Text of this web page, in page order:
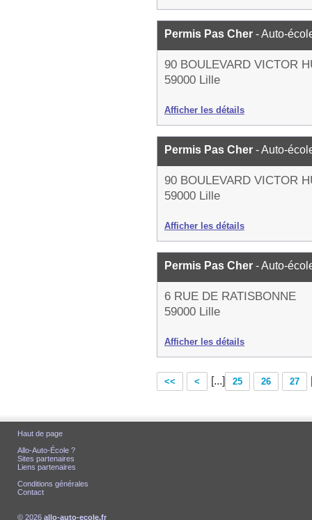
Permis Pas Cher - Auto-
90 BOULEVARD VICTOR
59000 Lille
Afficher les détails
Permis Pas Cher - Auto-
90 BOULEVARD VICTOR
59000 Lille
Afficher les détails
Permis Pas Cher - Auto-
6 RUE DE RATISBONNE
59000 Lille
Afficher les détails
<< < [...] 25 26 27
Haut de page
Allo-Auto-École ?
Sites partenaires
Liens partenaires
Conditions générales
Contact
© 2026 allo-auto-ecole.fr